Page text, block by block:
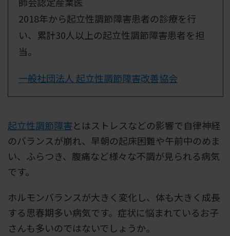
2018年から起立性調節障害患者の診療を行
い、累計30人以上の起立性調節障害患者を担
当。
一般社団法人 起立性調節障害改善協会
起立性調節障害とはストレスなどの影響で自律神経
のバランスが崩れ、早朝の起床困難や午前中のめま
い、ふらつき、腹痛など様々な不調が見られる病気
です。
ホルモンバランスが大きく変化し、体も大きく成長
する思春期多い病気です。症状に悩まれているお子
さんも多いのではないでしょうか。